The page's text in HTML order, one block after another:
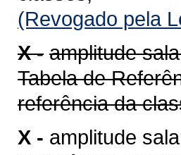
(Revogado pela
X - amplitude
Tabela de
referência da
X - amplitude